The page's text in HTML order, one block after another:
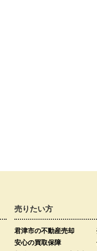
売りたい方
君津市の不動産売却
安心の買取保障